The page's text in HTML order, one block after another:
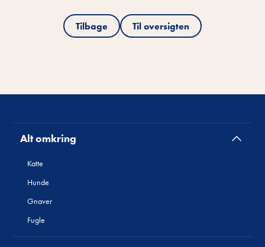
Tilbage Til oversigten
Alt omkring
Katte
Hunde
Gnaver
Fugle